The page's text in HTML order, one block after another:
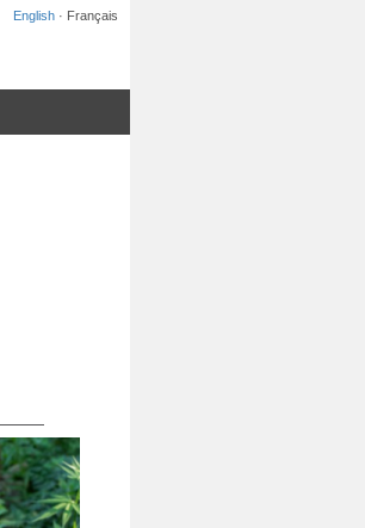
English · Français